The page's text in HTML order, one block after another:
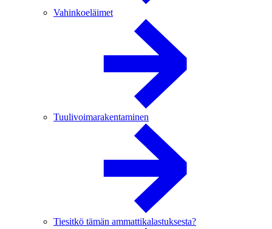
Vahinkoeläimet
Tuulivoimarakentaminen
Tiesitkö tämän ammattikalastuksesta?